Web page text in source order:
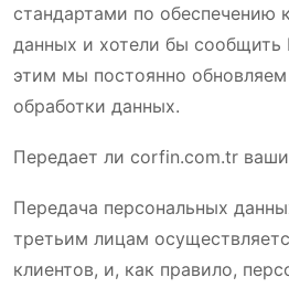
стандартами по обеспечению
данных и хотели бы сообщить
этим мы постоянно
обработки данных.
Передает ли corfin.com.tr
Передача персональных
третьим лицам
клиентов, и, как правило,